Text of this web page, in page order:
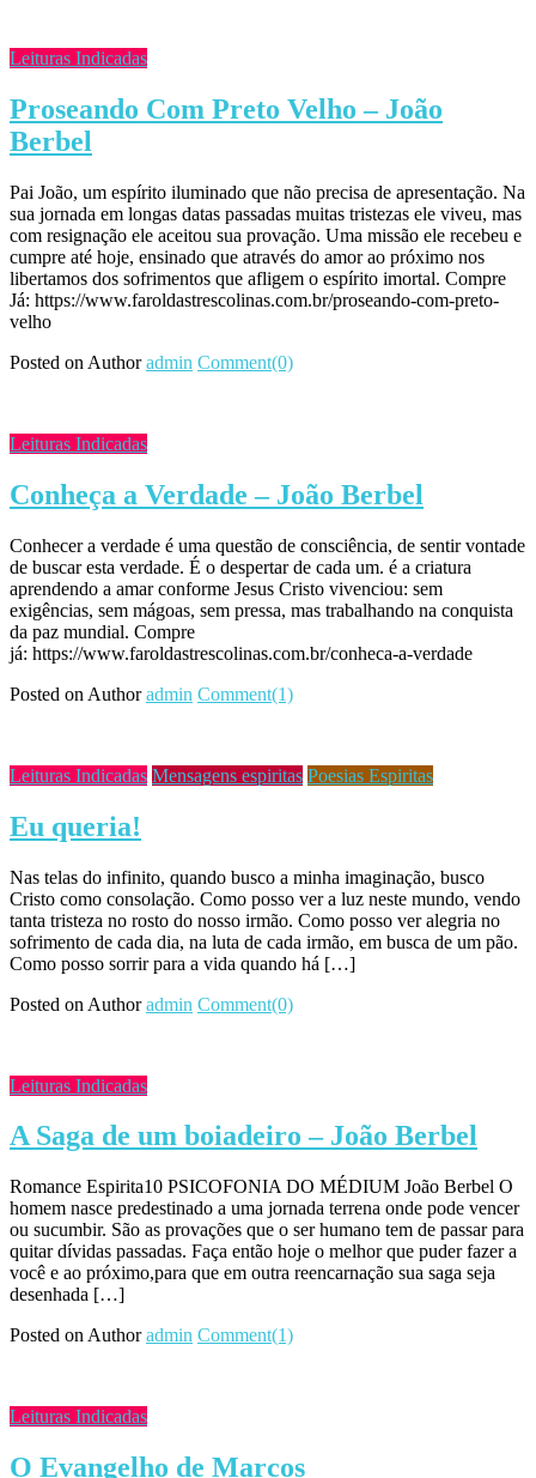
Leituras Indicadas
Proseando Com Preto Velho – João
Berbel
Pai João, um espírito iluminado que não precisa de apresentação. Na
sua jornada em longas datas passadas muitas tristezas ele viveu, mas
com resignação ele aceitou sua provação. Uma missão ele recebeu e
cumpre até hoje, ensinado que através do amor ao próximo nos
libertamos dos sofrimentos que afligem o espírito imortal. Compre
Já: https://www.faroldastrescolinas.com.br/proseando-com-preto-
velho
Posted on Author admin Comment(0)
Leituras Indicadas
Conheça a Verdade – João Berbel
Conhecer a verdade é uma questão de consciência, de sentir vontade
de buscar esta verdade. É o despertar de cada um. é a criatura
aprendendo a amar conforme Jesus Cristo vivenciou: sem
exigências, sem mágoas, sem pressa, mas trabalhando na conquista
da paz mundial. Compre
já: https://www.faroldastrescolinas.com.br/conheca-a-verdade
Posted on Author admin Comment(1)
Leituras Indicadas Mensagens espiritas Poesias Espiritas
Eu queria!
Nas telas do infinito, quando busco a minha imaginação, busco
Cristo como consolação. Como posso ver a luz neste mundo, vendo
tanta tristeza no rosto do nosso irmão. Como posso ver alegria no
sofrimento de cada dia, na luta de cada irmão, em busca de um pão.
Como posso sorrir para a vida quando há […]
Posted on Author admin Comment(0)
Leituras Indicadas
A Saga de um boiadeiro – João Berbel
Romance Espirita10 PSICOFONIA DO MÉDIUM João Berbel O
homem nasce predestinado a uma jornada terrena onde pode vencer
ou sucumbir. São as provações que o ser humano tem de passar para
quitar dívidas passadas. Faça então hoje o melhor que puder fazer a
você e ao próximo,para que em outra reencarnação sua saga seja
desenhada […]
Posted on Author admin Comment(1)
Leituras Indicadas
O Evangelho de Marcos